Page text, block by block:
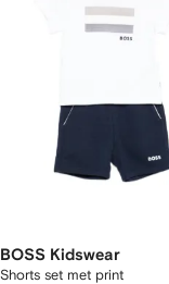
BOSS Kidswear
Shorts set met print